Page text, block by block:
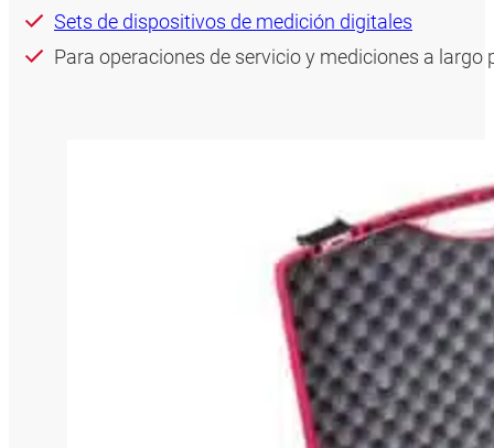
Sets de dispositivos de medición digitales
Para operaciones de servicio y mediciones a largo